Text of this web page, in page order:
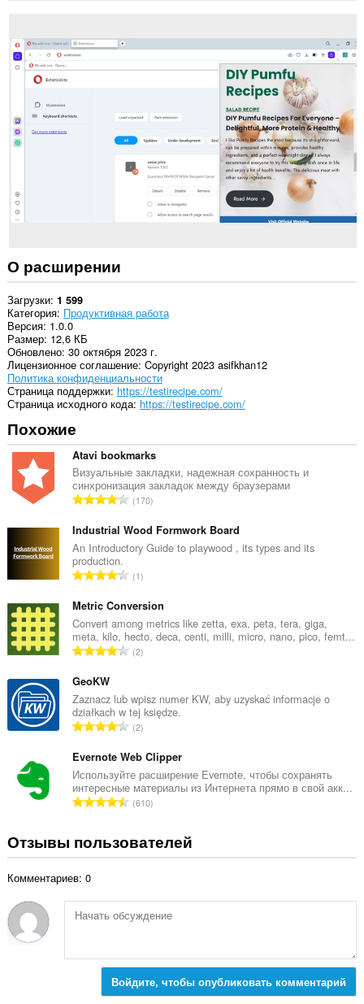
О расширении
Загрузки 1 599
Категория Продуктивная работа
Версия 1.0.0
Размер 12,6 КБ
Обновлено 30 октября 2023 г.
Лицензионное соглашение Copyright 2023 asifkhan12
Политика конфиденциальности
Страница поддержки https://testirecipe.com/
Страница исходного кода https://testirecipe.com/
Похожие
Atavi bookmarks
Визуальные закладки, надежная сохранность и
синхронизация закладок между браузерами
В
е
г
о
е
н
о
к
170
Industrial Wood Formwork Board
An Introductory Guide to playwood , its types and its
production.
В
е
г
о
о
н
о
к
:
1
Metric Conversion
Convert among metrics like zetta, exa, peta, tera, giga,
meta, kilo, hecto, deca, centi, milli, micro, nano, pico, femt...
В
г
о
о
е
н
о
к
2
GeoKW
Zaznacz lub wpisz numer KW, aby uzyskać informacje o
działkach w tej księdze.
В
е
г
о
о
е
н
:
2
Evernote Web Clipper
Используйте расширение Evernote, чтобы сохранять
интересные материалы из Интернета прямо в свой акк...
В
г
ц
е
к
:
610
Отзывы пользователей
Комментариев: 0
Войдите, чтобы опубликовать комментарий